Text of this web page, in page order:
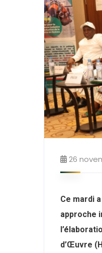
26
Ce mardi
approche
d’Œuvre